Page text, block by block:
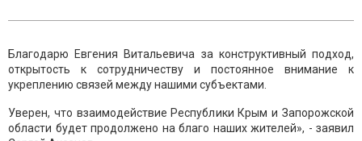
Благодарю Евгения Витальевича за конструктивный подход,
открытость к сотрудничеству и постоянное внимание к
укреплению связей между нашими субъектами.
Уверен, что взаимодействие Республики Крым и Запорожской
области будет продолжено на благо наших жителей», - заявил